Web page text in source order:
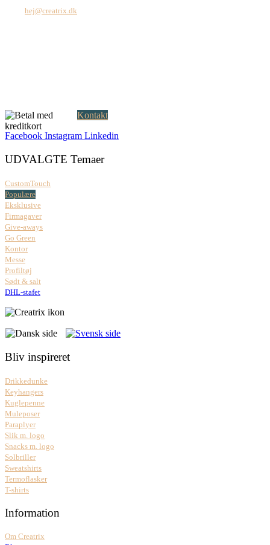
hej@creatrix.dk
Kontakt
Facebook Instagram Linkedin
UDVALGTE Temaer
CustomTouch
Populære
Eksklusive
Firmagaver
Give-aways
Go Green
Kontor
Messe
Profiltøj
Sødt & salt
DHL-stafet
Bliv inspireret
Drikkedunke
Keyhangers
Kuglepenne
Muleposer
Paraplyer
Slik m. logo
Snacks m. logo
Solbriller
Sweatshirts
Termoflasker
T-shirts
Information
Om Creatrix